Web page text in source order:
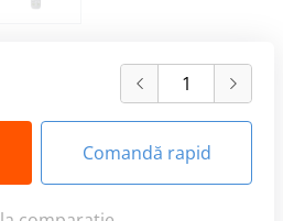
Comandă rapid